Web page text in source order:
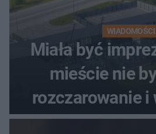
WIADOMOŚCI
Miała być
mieście nie
rozczarowanie i
obwinianie.